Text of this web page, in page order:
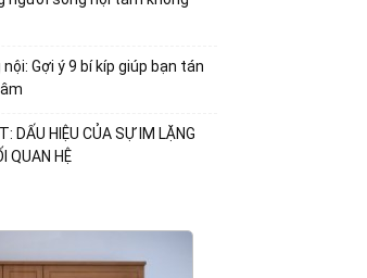
Gợi ý 9 bí kíp giúp bạn tán
DẤU HIỆU CỦA SỰ IM LẶNG
QUAN HỆ